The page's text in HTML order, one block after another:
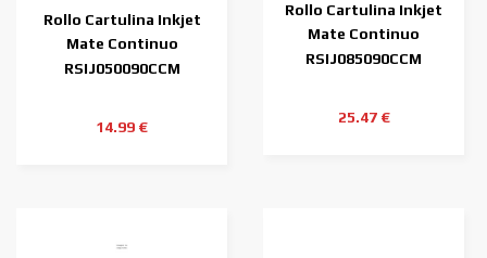
Rollo Cartulina Inkjet
Mate Continuo
50mmx90m ( 90 m.)
RSIJ050090CCM
14.99 €
Rollo Cartulina Inkjet
Mate Continuo
85mmx90m ( 90 m.)
RSIJ085090CCM
25.47 €